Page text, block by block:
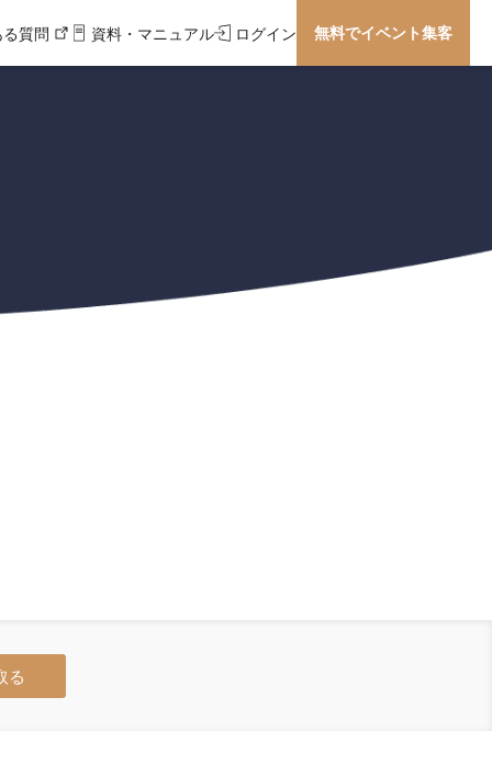
質問 資料・マニュアル ログイン 無料でイベント集客
る